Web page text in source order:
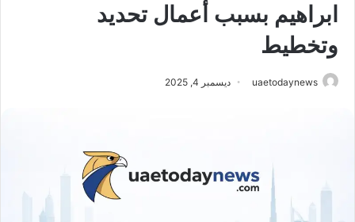
ابراهيم بسبب أعمال تحديد
وتخطيط
uaetodaynews ديسمبر 4, 2025